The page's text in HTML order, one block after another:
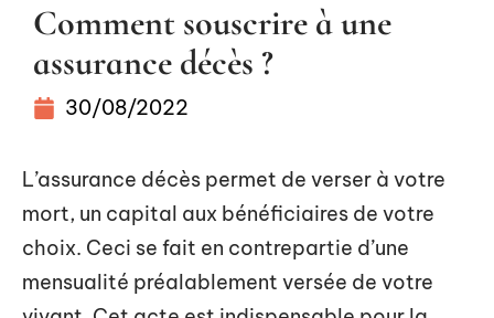
Comment souscrire à une
assurance décès ?
30/08/2022
L’assurance décès permet de verser à votre
mort, un capital aux bénéficiaires de votre
choix. Ceci se fait en contrepartie d’une
mensualité préalablement versée de votre